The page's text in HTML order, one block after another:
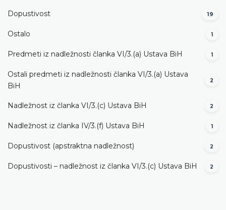
Dopustivost 19
Ostalo 1
Predmeti iz nadležnosti članka VI/3.(a) Ustava BiH 1
Ostali predmeti iz nadležnosti članka VI/3.(a) Ustava
BiH
2
Nadležnost iz članka VI/3.(c) Ustava BiH 2
Nadležnost iz članka IV/3.(f) Ustava BiH 1
Dopustivost (apstraktna nadležnost) 2
Dopustivosti – nadležnost iz članka VI/3.(c) Ustava BiH 2